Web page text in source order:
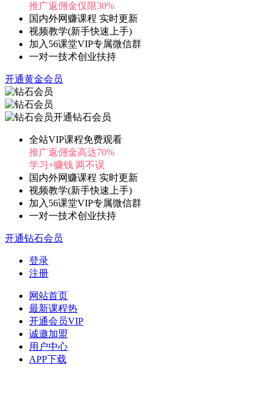
推广返佣金仅限30%
国内外网赚课程 实时更新
视频教学(新手快速上手)
加入56课堂VIP专属微信群
一对一技术创业扶持
开通黄金会员
开通钻石会员
全站VIP课程免费观看
推广返佣金高达70%
学习+赚钱 两不误
国内外网赚课程 实时更新
视频教学(新手快速上手)
加入56课堂VIP专属微信群
一对一技术创业扶持
开通钻石会员
登录
注册
网站首页
最新课程热
开通会员VIP
诚邀加盟
用户中心
APP下载